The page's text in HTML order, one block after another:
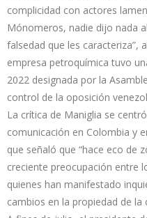
complicidad con actores
Mónomeros, nadie dijo nada
falsedad que les caracteriza”,
empresa petroquímica tuvo
2022 designada por la
control de la oposición
La crítica de Maniglia se
comunicación en Colombia y
que señaló que “hace eco de
creciente preocupación entre
quienes han manifestado
cambios en la propiedad de la